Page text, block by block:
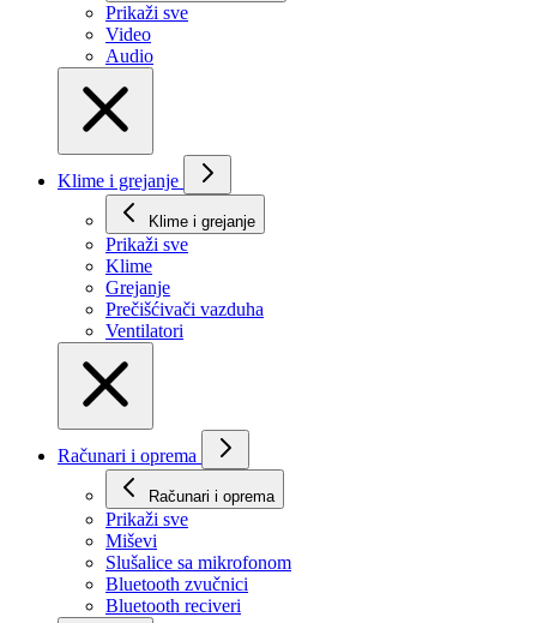
Prikaži svе
Video
Audio
Klime i grejanje
Klime i grejanje
Prikaži svе
Klime
Grejanje
Prečišćivači vazduha
Ventilatori
Računari i oprema
Računari i oprema
Prikaži svе
Miševi
Slušalice sa mikrofonom
Bluetooth zvučnici
Bluetooth reciveri